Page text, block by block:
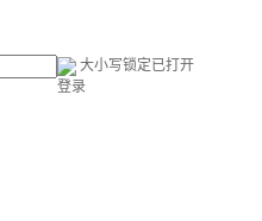
大小写锁定已打开
登录